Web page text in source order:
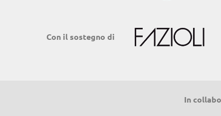
Con il sostegno di
In